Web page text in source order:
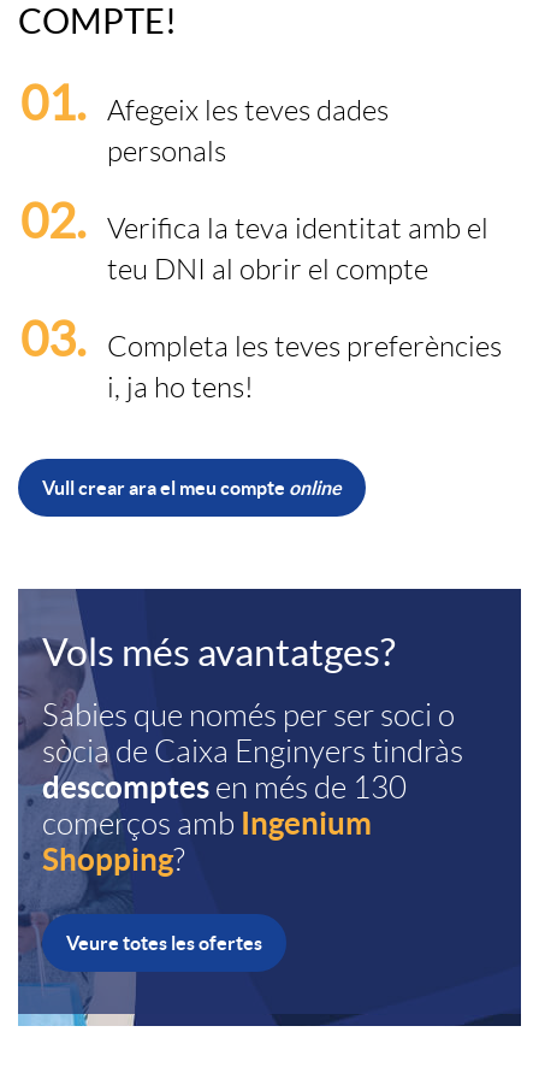
p
t
e
n
i
n
e
a
s
c
o
h
o
m
e
-
I
l
o
q
e
l
t
a
s
o
c
i
o
COMPTE!
01.
Afegeix les teves dades
personals
02.
Verifica la teva identitat amb el
teu DNI al obrir el compte
03.
Completa les teves preferències
i, ja ho tens!
L
i
g
h
b
o
Vull crear ara el meu compte online
I
n
g
e
n
i
B
a
n
n
e
r
Vols més avantatges?
Sabies que només per ser soci o
sòcia de Caixa Enginyers tindràs
descomptes en més de 130
comerços amb Ingenium
Shopping?
Veure totes les ofertes